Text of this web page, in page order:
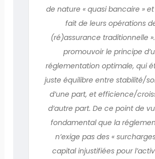
de nature « quasi bancaire »
fait de leurs opérations
(ré)assurance traditionnelle
promouvoir le principe
réglementation optimale, qui
juste équilibre entre stabilité/
d’une part, et efficience/
d’autre part. De ce point de
fondamental que la
n’exige pas des «
capital injustifiées pour